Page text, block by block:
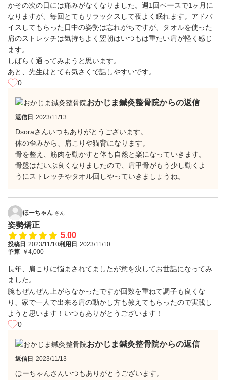
かその次の日には痛みがなくなりました。週1回ペースで1ヶ月に
なりますが、毎回とてもリラックスして夜よく眠れます。アドバ
イスしてもらった日中の姿勢は忘れがちですが、タオルを使った
肩のストレッチは気持ちよく翌朝はいつもは重たい肩が軽く感じ
ます。
しばらく通ってみようと思います。
あと、先生はとても気さくで話しやすいです。
0
おかじま鍼灸整骨院からの返信
返信日 2023/11/13
Dsoraさんいつもありがとうございます。
体の歪みから、肩こりや猫背になります。
骨を整え、筋肉を動かすと体も自然と楽になっていきます。
骨盤はだいぶ良くなりましたので、肩甲骨がもう少し動くよ
うにストレッチやタオル回しやっていきましょうね。
ほーちゃん さん
姿勢矯正
5.00
投稿日 2023/11/10利用日 2023/11/10
予算 ￥4,000
長年、肩こりに悩まされてましたが意を決してお世話になってみ
ました。
腕もぜんぜん上がらなかったですが回数を重ねて調子も良くな
り、家で一人で出来る肩の動かし方も教えてもらったので実践し
ようと思います！いつもありがとうございます！
0
おかじま鍼灸整骨院からの返信
返信日 2023/11/13
ほーちゃんさんいつもありがとうございます。